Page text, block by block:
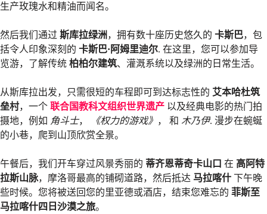
生产玫瑰水和精油而闻名。
然后我们通过 斯库拉绿洲 ，拥有数十座历史悠久的 卡斯巴，包
括令人印象深刻的 卡斯巴·阿姆里迪尔. 在这里，您可以参加导
览游，了解传统 柏柏尔建筑、灌溉系统以及绿洲的日常生活。
从斯库拉出发，只需很短的车程即可到达标志性的 艾本哈杜筑
垒村，一个 联合国教科文组织世界遗产 以及经典电影的热门拍
摄地，例如 角斗士， 《权力的游戏》 ， 和 木乃伊. 漫步在蜿蜒
的小巷，爬到山顶欣赏全景。
午餐后，我们开车穿过风景秀丽的 蒂齐恩蒂奇卡山口 在 高阿特
拉斯山脉，摩洛哥最高的铺砌道路，然后抵达 马拉喀什 下午晚
些时候。您将被送回您的里亚德或酒店，结束您难忘的 菲斯至
马拉喀什四日沙漠之旅。